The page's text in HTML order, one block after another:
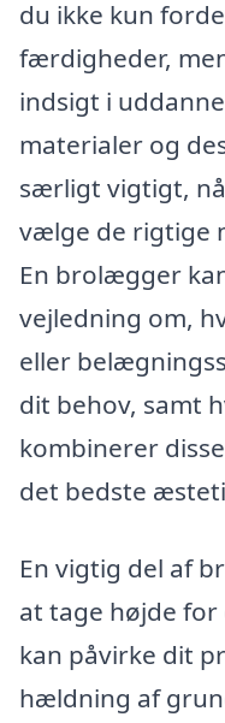
du ikke kun
færdigheder,
indsigt i
materialer og
særligt vigtigt,
vælge de rigtige
En brolægger
vejledning om,
eller
dit behov, samt
kombinerer
det bedste
En vigtig del af
at tage højde
kan påvirke dit
hældning af